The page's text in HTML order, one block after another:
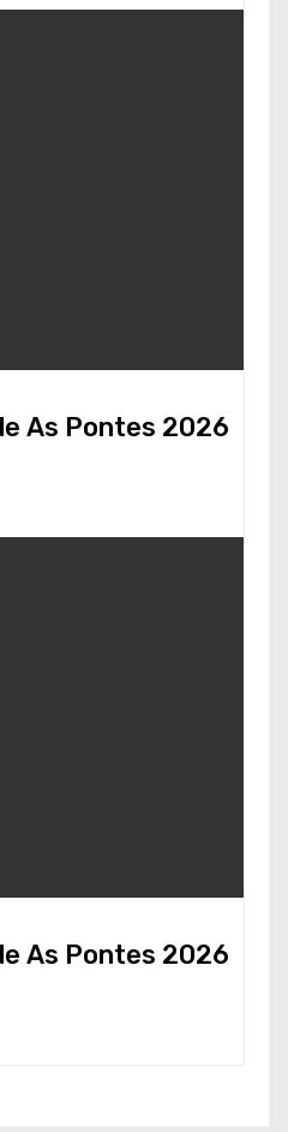
As Pontes 2026
As Pontes 2026